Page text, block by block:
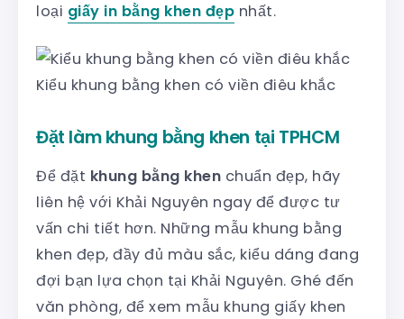
loại giấy in bằng khen đẹp nhất.
Kiểu khung bằng khen có viền điêu khắc
Đặt làm khung bằng khen tại TPHCM
Để đặt khung bằng khen chuẩn đẹp, hãy
liên hệ với Khải Nguyên ngay để được tư
vấn chi tiết hơn. Những mẫu khung bằng
khen đẹp, đầy đủ màu sắc, kiểu dáng đang
đợi bạn lựa chọn tại Khải Nguyên. Ghé đến
văn phòng, để xem mẫu khung giấy khen